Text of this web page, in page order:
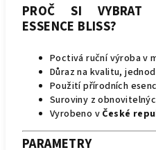
PROČ SI VYBRAT
ESSENCE BLISS?
Poctivá ruční výroba v
Důraz na kvalitu,
Použití přírodních
Suroviny z
Vyrobeno v České
PARAMETRY